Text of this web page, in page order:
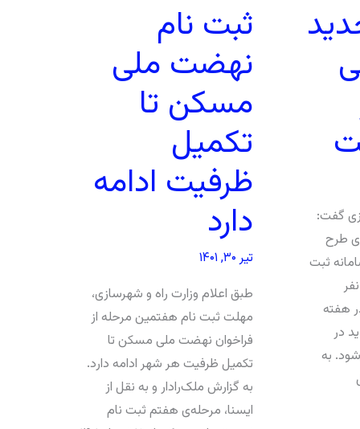
گفت:
طرح
ثبت
نفر
هفته
در
به
ثبت نام
نهضت ملی
مسکن تا
تکمیل
ظرفیت ادامه
دارد
تیر ۳۰, ۱۴۰۱
طبق اعلام وزارت راه و شهرسازی،
مهلت ثبت نام هفتمین مرحله از
فراخوان نهضت ملی مسکن تا
تکمیل ظرفیت هر شهر ادامه دارد.
به گزارش ملک‌رادار و به نقل از
ایسنا، مرحله‌ی هفتم ثبت نام